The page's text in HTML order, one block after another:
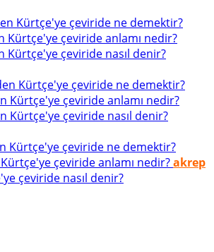
Kürtçe'ye çeviride ne demektir?
Kürtçe'ye çeviride anlamı nedir?
Kürtçe'ye çeviride nasıl denir?
Kürtçe'ye çeviride ne demektir?
Kürtçe'ye çeviride anlamı nedir?
Kürtçe'ye çeviride nasıl denir?
Kürtçe'ye çeviride ne demektir?
çeviride anlamı nedir?akrep
çeviride nasıl denir?